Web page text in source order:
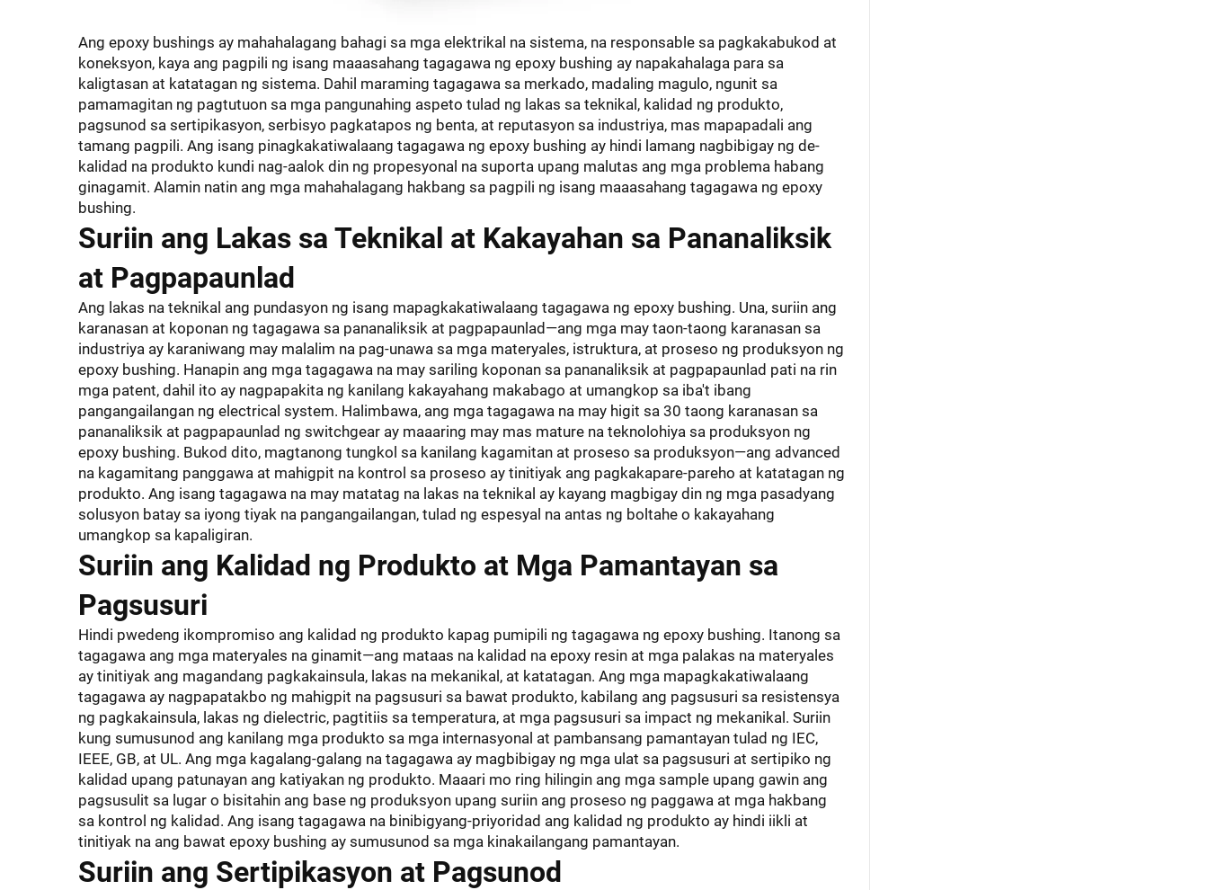
Ang epoxy bushings ay mahahalagang bahagi sa mga elektrikal na sistema, na responsable sa pagkakabukod at
koneksyon, kaya ang pagpili ng isang maaasahang tagagawa ng epoxy bushing ay napakahalaga para sa
kaligtasan at katatagan ng sistema. Dahil maraming tagagawa sa merkado, madaling magulo, ngunit sa
pamamagitan ng pagtutuon sa mga pangunahing aspeto tulad ng lakas sa teknikal, kalidad ng produkto,
pagsunod sa sertipikasyon, serbisyo pagkatapos ng benta, at reputasyon sa industriya, mas mapapadali ang
tamang pagpili. Ang isang pinagkakatiwalaang tagagawa ng epoxy bushing ay hindi lamang nagbibigay ng de-
kalidad na produkto kundi nag-aalok din ng propesyonal na suporta upang malutas ang mga problema habang
ginagamit. Alamin natin ang mga mahahalagang hakbang sa pagpili ng isang maaasahang tagagawa ng epoxy
bushing.
Suriin ang Lakas sa Teknikal at Kakayahan sa Pananaliksik
at Pagpapaunlad
Ang lakas na teknikal ang pundasyon ng isang mapagkakatiwalaang tagagawa ng epoxy bushing. Una, suriin ang
karanasan at koponan ng tagagawa sa pananaliksik at pagpapaunlad—ang mga may taon-taong karanasan sa
industriya ay karaniwang may malalim na pag-unawa sa mga materyales, istruktura, at proseso ng produksyon ng
epoxy bushing. Hanapin ang mga tagagawa na may sariling koponan sa pananaliksik at pagpapaunlad pati na rin
mga patent, dahil ito ay nagpapakita ng kanilang kakayahang makabago at umangkop sa iba't ibang
pangangailangan ng electrical system. Halimbawa, ang mga tagagawa na may higit sa 30 taong karanasan sa
pananaliksik at pagpapaunlad ng switchgear ay maaaring may mas mature na teknolohiya sa produksyon ng
epoxy bushing. Bukod dito, magtanong tungkol sa kanilang kagamitan at proseso sa produksyon—ang advanced
na kagamitang panggawa at mahigpit na kontrol sa proseso ay tinitiyak ang pagkakapare-pareho at katatagan ng
produkto. Ang isang tagagawa na may matatag na lakas na teknikal ay kayang magbigay din ng mga pasadyang
solusyon batay sa iyong tiyak na pangangailangan, tulad ng espesyal na antas ng boltahe o kakayahang
umangkop sa kapaligiran.
Suriin ang Kalidad ng Produkto at Mga Pamantayan sa
Pagsusuri
Hindi pwedeng ikompromiso ang kalidad ng produkto kapag pumipili ng tagagawa ng epoxy bushing. Itanong sa
tagagawa ang mga materyales na ginamit—ang mataas na kalidad na epoxy resin at mga palakas na materyales
ay tinitiyak ang magandang pagkakainsula, lakas na mekanikal, at katatagan. Ang mga mapagkakatiwalaang
tagagawa ay nagpapatakbo ng mahigpit na pagsusuri sa bawat produkto, kabilang ang pagsusuri sa resistensya
ng pagkakainsula, lakas ng dielectric, pagtitiis sa temperatura, at mga pagsusuri sa impact ng mekanikal. Suriin
kung sumusunod ang kanilang mga produkto sa mga internasyonal at pambansang pamantayan tulad ng IEC,
IEEE, GB, at UL. Ang mga kagalang-galang na tagagawa ay magbibigay ng mga ulat sa pagsusuri at sertipiko ng
kalidad upang patunayan ang katiyakan ng produkto. Maaari mo ring hilingin ang mga sample upang gawin ang
pagsusulit sa lugar o bisitahin ang base ng produksyon upang suriin ang proseso ng paggawa at mga hakbang
sa kontrol ng kalidad. Ang isang tagagawa na binibigyang-priyoridad ang kalidad ng produkto ay hindi iikli at
tinitiyak na ang bawat epoxy bushing ay sumusunod sa mga kinakailangang pamantayan.
Suriin ang Sertipikasyon at Pagsunod